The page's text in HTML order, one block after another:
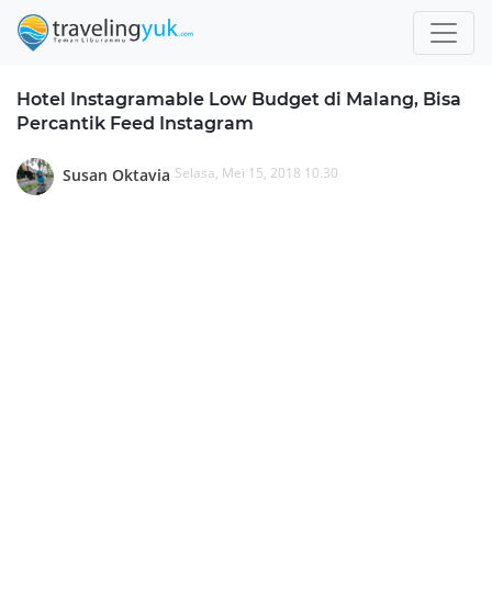
Hotel Instagramable Low Budget di Malang, Bisa
Percantik Feed Instagram
Susan Oktavia Selasa, Mei 15, 2018 10.30